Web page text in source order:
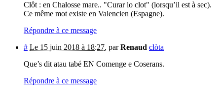
Clôt : en Chalosse mare.. "Curar lo clot" (lorsqu’il est à sec).
Ce même mot existe en Valencien (Espagne).
Répondre à ce message
# Le 15 juin 2018 à 18:27, parRenaud clòta
Que’s dit atau tabé EN Comenge e Coserans.
Répondre à ce message